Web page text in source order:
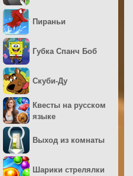
Пираньи
Губка Спанч Боб
Скуби-Ду
Квесты на русском
языке
Выход из комнаты
Шарики стрелялки